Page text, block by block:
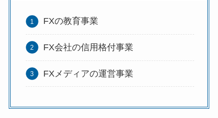
FXの教育事業
FX会社の信用格付事業
FXメディアの運営事業